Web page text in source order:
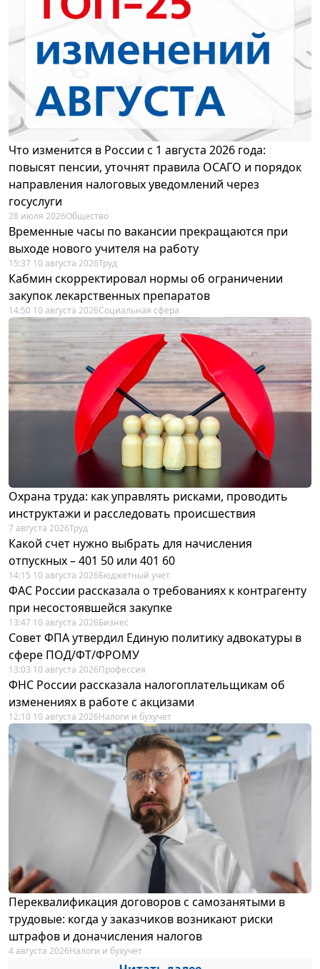
Что изменится в России с 1 августа 2026 года:
повысят пенсии, уточнят правила ОСАГО и порядок
направления налоговых уведомлений через
госуслуги
28 июля 2026Общество
Временные часы по вакансии прекращаются при
выходе нового учителя на работу
15:37 10 августа 2026Труд
Кабмин скорректировал нормы об ограничении
закупок лекарственных препаратов
14:50 10 августа 2026Социальная сфера
Охрана труда: как управлять рисками, проводить
инструктажи и расследовать происшествия
7 августа 2026Труд
Какой счет нужно выбрать для начисления
отпускных – 401 50 или 401 60
14:15 10 августа 2026Бюджетный учет
ФАС России рассказала о требованиях к контрагенту
при несостоявшейся закупке
13:47 10 августа 2026Бизнес
Совет ФПА утвердил Единую политику адвокатуры в
сфере ПОД/ФТ/ФРОМУ
13:03 10 августа 2026Профессия
ФНС России рассказала налогоплательщикам об
изменениях в работе с акцизами
12:10 10 августа 2026Налоги и бухучет
Переквалификация договоров с самозанятыми в
трудовые: когда у заказчиков возникают риски
штрафов и доначисления налогов
4 августа 2026Налоги и бухучет